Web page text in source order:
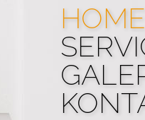
HOME
HOME